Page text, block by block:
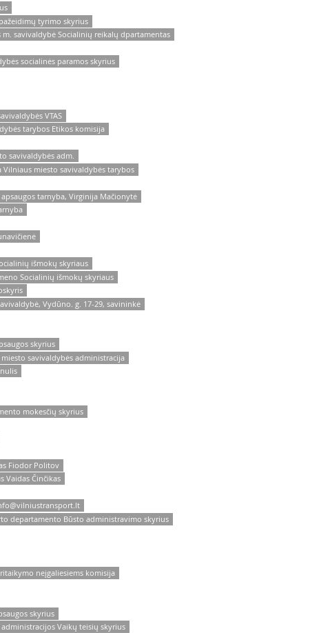
tyrimo skyrius
m. savivaldybė Socialinių reikalų dpartamentas
socialinės paramos skyrius
VTAS
tarybos Etikos komisija
savivaldybės adm.
miesto savivaldybės tarybos
tarnyba, Virginija Mačionytė
išmokų skyriaus
Socialinių išmokų skyriaus
Vydūno. g. 17-29, savininkė
skyrius
savivaldybės administracija
mokesčių skyrius
Fiodor Politov
Vaidas Činčikas
departamento Būsto administravimo skyrius
neįgaliesiems komisija
skyrius
Vaikų teisių skyrius